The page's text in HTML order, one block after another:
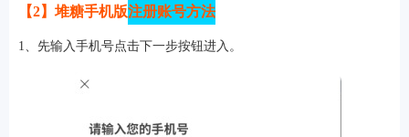
【2】堆糖手机版注册账号方法
1、先输入手机号点击下一步按钮进入。